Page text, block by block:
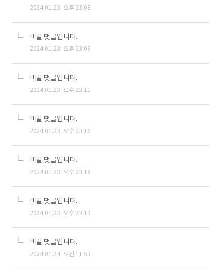
2024.01.23. 오후 23:08
비밀 댓글입니다.
2024.01.23. 오후 23:09
비밀 댓글입니다.
2024.01.23. 오후 23:11
비밀 댓글입니다.
2024.01.23. 오후 23:16
비밀 댓글입니다.
2024.01.23. 오후 23:18
비밀 댓글입니다.
2024.01.23. 오후 23:19
비밀 댓글입니다.
2024.01.24. 오전 11:53